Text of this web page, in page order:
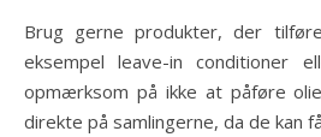
Brug gerne produkter, der
eksempel leave-in conditioner
opmærksom på ikke at påføre
direkte på samlingerne, da de kan